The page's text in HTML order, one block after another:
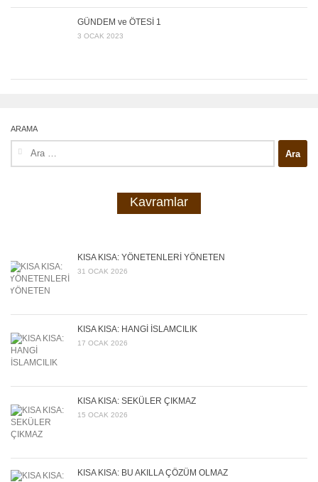
GÜNDEM ve ÖTESİ 1
3 OCAK 2023
ARAMA
Kavramlar
KISA KISA: YÖNETENLERİ YÖNETEN
31 OCAK 2026
KISA KISA: HANGİ İSLAMCILIK
17 OCAK 2026
KISA KISA: SEKÜLER ÇIKMAZ
15 OCAK 2026
KISA KISA: BU AKILLA ÇÖZÜM OLMAZ